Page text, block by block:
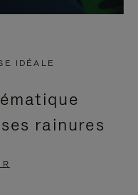
IDÉALE
rainures